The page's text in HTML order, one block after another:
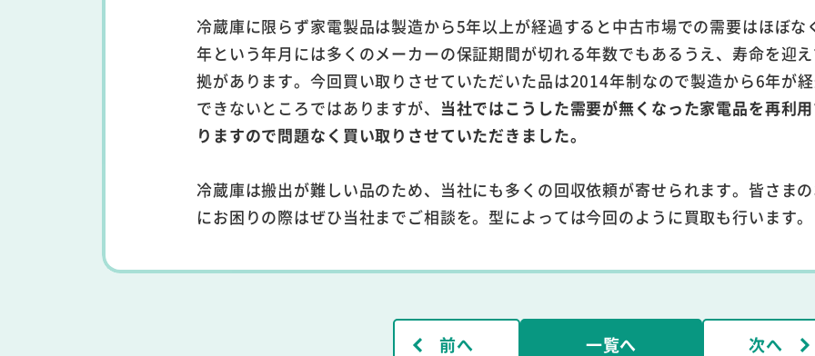
冷蔵庫に限らず家電製品は製造から5年以上が経過すると中古市場での需要はほぼ
年という年月には多くのメーカーの保証期間が切れる年数でもあるうえ、寿命を迎
拠があります。今回買い取りさせていただいた品は2014年制なので製造から6年が
できないところではありますが、 当社ではこうした需要が無くなった家電品を再利
りますので問題なく買い取りさせていただきました。
冷蔵庫は搬出が難しい品のため、当社にも多くの回収依頼が寄せられます。皆さま
にお困りの際はぜひ当社までご相談を。型によっては今回のように買取も行います。
前へ 一覧へ 次へ